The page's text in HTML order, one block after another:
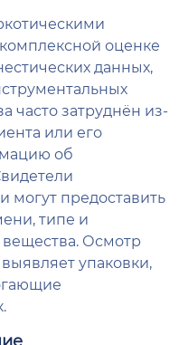
оценке
данных,
часто затруднён из-
или его
об
могут предоставить
типе и
Осмотр
упаковки,